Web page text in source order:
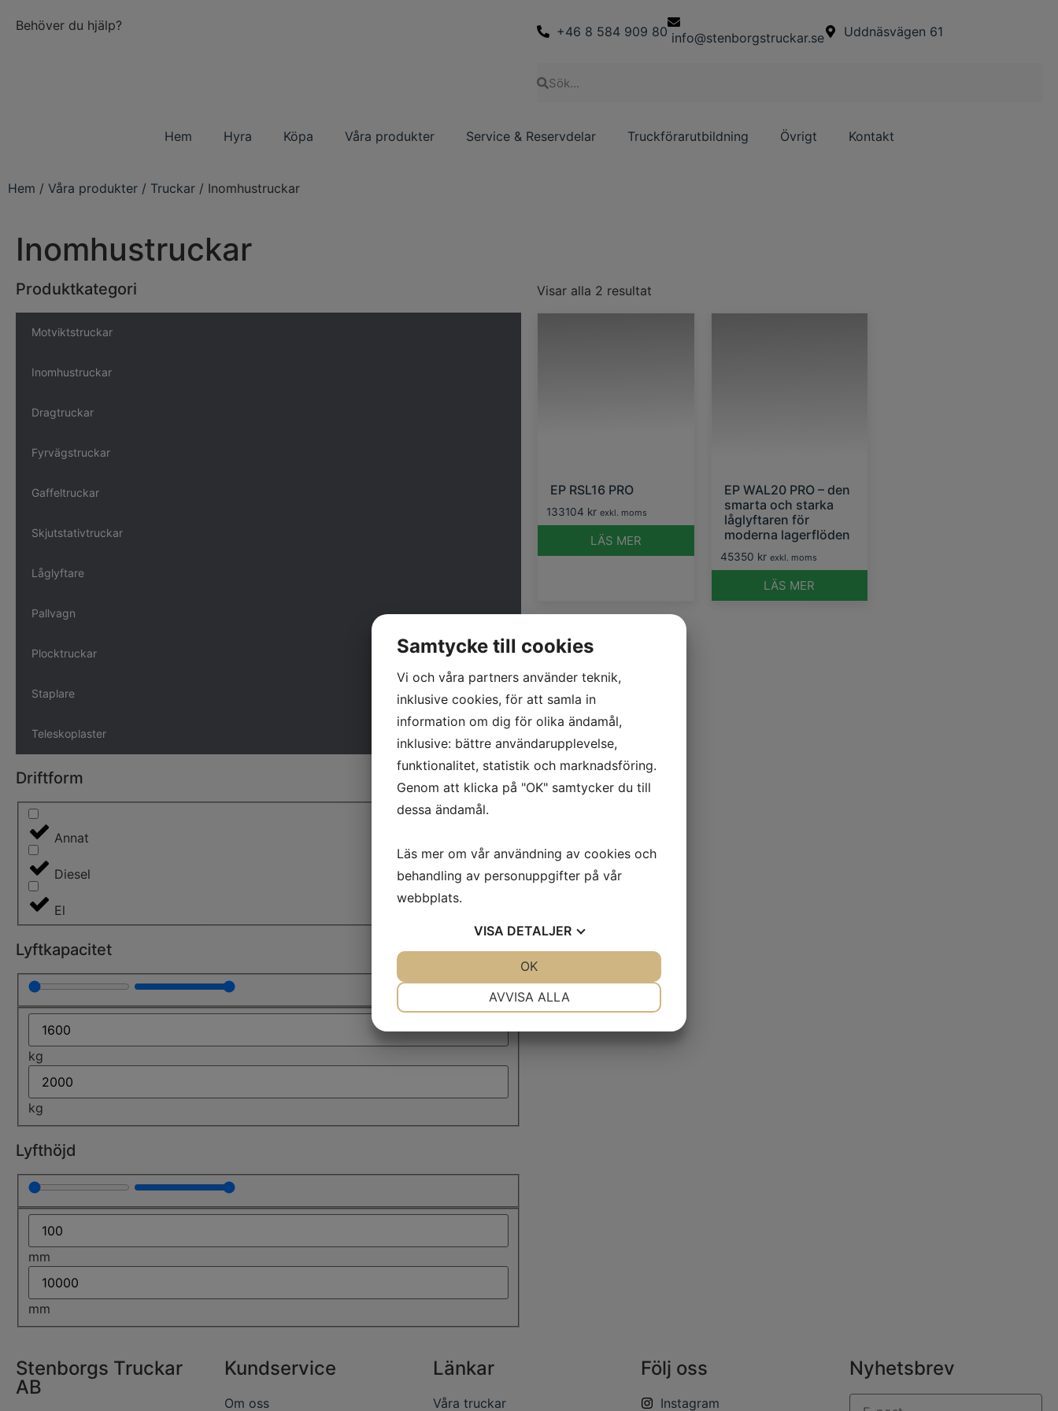
Behöver du hjälp? +46 8 584 909 80 info@stenborgstruckar.se Uddnäsvägen 61
Hem Hyra Köpa Våra produkter Service & Reservdelar Truckförarutbildning Övrigt Kontakt
Hem / Våra produkter / Truckar / Inomhustruckar
Inomhustruckar
Produktkategori
Motviktstruckar
Inomhustruckar
Dragtruckar
Fyrvägstruckar
Gaffeltruckar
Skjutstativtruckar
Låglyftare
Pallvagn
Plocktruckar
Staplare
Teleskoplaster
Driftform
Annat
Diesel
El
Lyftkapacitet
kg
kg
Lyfthöjd
mm
mm
Visar alla 2 resultat
EP RSL16 PRO
133104 kr exkl. moms
LÄS MER
EP WAL20 PRO – den
smarta och starka
låglyftaren för
moderna lagerflöden
45350 kr exkl. moms
LÄS MER
Stenborgs Truckar
AB
Kundservice
Om oss
Länkar
Våra truckar
Följ oss
Instagram
Nyhetsbrev
Samtycke till cookies
Vi och våra partners använder teknik,
inklusive cookies, för att samla in
information om dig för olika ändamål,
inklusive: bättre användarupplevelse,
funktionalitet, statistik och marknadsföring.
Genom att klicka på "OK" samtycker du till
dessa ändamål.
Läs mer om vår användning av cookies och
behandling av personuppgifter på vår
webbplats.
VISA DETALJER
MARKNADSFÖRING
AVVISA ALLA
OK